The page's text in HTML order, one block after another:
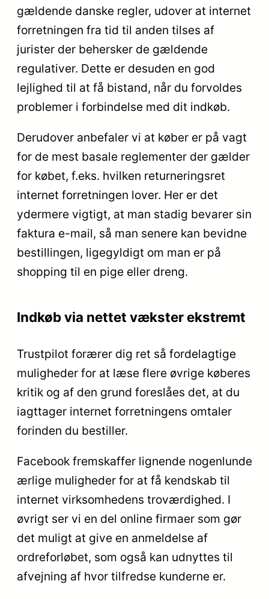
gældende danske regler, udover at internet
forretningen fra tid til anden tilses af
jurister der behersker de gældende
regulativer. Dette er desuden en god
lejlighed til at få bistand, når du forvoldes
problemer i forbindelse med dit indkøb.
Derudover anbefaler vi at køber er på vagt
for de mest basale reglementer der gælder
for købet, f.eks. hvilken returneringsret
internet forretningen lover. Her er det
ydermere vigtigt, at man stadig bevarer sin
faktura e-mail, så man senere kan bevidne
bestillingen, ligegyldigt om man er på
shopping til en pige eller dreng.
Indkøb via nettet vækster ekstremt
Trustpilot forærer dig ret så fordelagtige
muligheder for at læse flere øvrige køberes
kritik og af den grund foreslåes det, at du
iagttager internet forretningens omtaler
forinden du bestiller.
Facebook fremskaffer lignende nogenlunde
ærlige muligheder for at få kendskab til
internet virksomhedens troværdighed. I
øvrigt ser vi en del online firmaer som gør
det muligt at give en anmeldelse af
ordreforløbet, som også kan udnyttes til
afvejning af hvor tilfredse kunderne er.